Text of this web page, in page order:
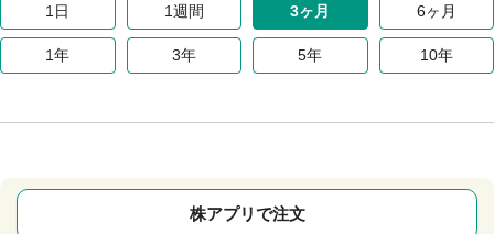
1日 1週間 3ヶ月 6ヶ月
1年 3年 5年 10年
株アプリで注文